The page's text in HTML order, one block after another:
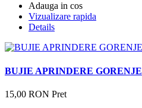
Adauga in cos
Vizualizare rapida
Details
BUJIE APRINDERE GORENJE
15,00 RON Pret